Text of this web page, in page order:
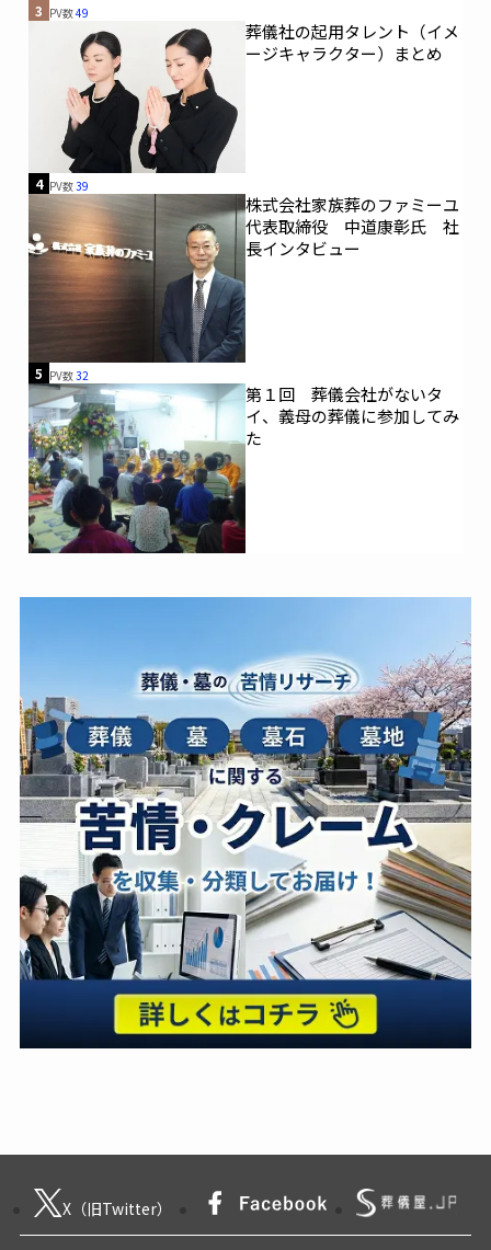
3 PV数49
葬儀社の起用タレント（イメ
ージキャラクター）まとめ
4 PV数39
株式会社家族葬のファミーユ
代表取締役 中道康彰氏 社
長インタビュー
5 PV数32
第１回 葬儀会社がないタ
イ、義母の葬儀に参加してみ
た
X（旧Twitter）